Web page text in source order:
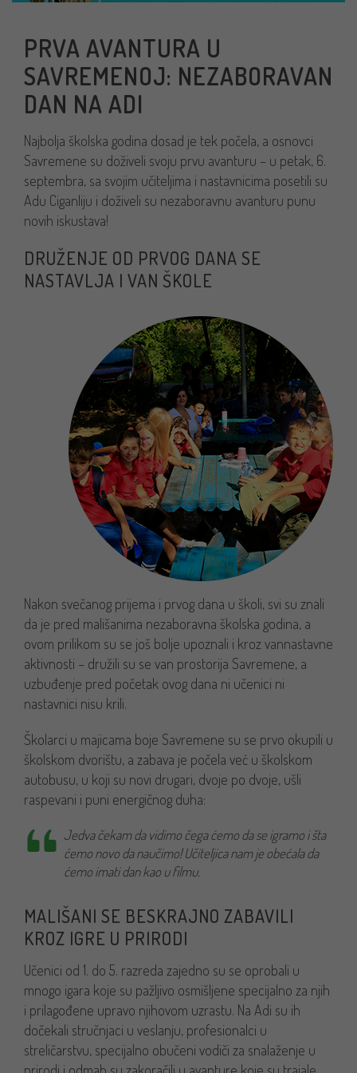
PRVA AVANTURA U
SAVREMENOJ: NEZABORAVAN
DAN NA ADI
Najbolja školska godina dosad je tek počela, a osnovci
Savremene su doživeli svoju prvu avanturu – u petak, 6.
septembra, sa svojim učiteljima i nastavnicima posetili su
Adu Ciganliju i doživeli su nezaboravnu avanturu punu
novih iskustava!
DRUŽENJE OD PRVOG DANA SE
NASTAVLJA I VAN ŠKOLE
Nakon svečanog prijema i prvog dana u školi, svi su znali
da je pred mališanima nezaboravna školska godina, a
ovom prilikom su se još bolje upoznali i kroz vannastavne
aktivnosti – družili su se van prostorija Savremene, a
uzbuđenje pred početak ovog dana ni učenici ni
nastavnici nisu krili.
Školarci u majicama boje Savremene su se prvo okupili u
školskom dvorištu, a zabava je počela već u školskom
autobusu, u koji su novi drugari, dvoje po dvoje, ušli
raspevani i puni energičnog duha:
Jedva čekam da vidimo čega ćemo da se igramo i šta
ćemo novo da naučimo! Učiteljica nam je obećala da
ćemo imati dan kao u filmu.
MALIŠANI SE BESKRAJNO ZABAVILI
KROZ IGRE U PRIRODI
Učenici od 1. do 5. razreda zajedno su se oprobali u
mnogo igara koje su pažljivo osmišljene specijalno za njih
i prilagođene upravo njihovom uzrastu. Na Adi su ih
dočekali stručnjaci u veslanju, profesionalci u
streličarstvu, specijalno obučeni vodiči za snalaženje u